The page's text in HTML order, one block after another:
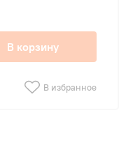
В корзину
В избранное